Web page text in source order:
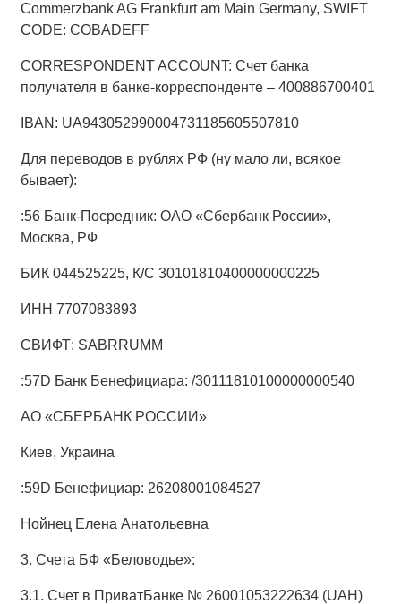
Commerzbank AG Frankfurt am Main Germany, SWIFT
CODE: COBADEFF
CORRESPONDENT ACCOUNT: Счет банка
получателя в банке-корреспонденте – 400886700401
IBAN: UA943052990004731185605507810
Для переводов в рублях РФ (ну мало ли, всякое
бывает):
:56 Банк-Посредник: ОАО «Сбербанк России»,
Москва, РФ
БИК 044525225, К/С 30101810400000000225
ИНН 7707083893
СВИФТ: SABRRUMM
:57D Банк Бенефициара: /30111810100000000540
АО «СБЕРБАНК РОССИИ»
Киев, Украина
:59D Бенефициар: 26208001084527
Нойнец Елена Анатольевна
3. Счета БФ «Беловодье»:
3.1. Счет в ПриватБанке № 26001053222634 (UAH)